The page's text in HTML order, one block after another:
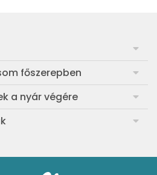
főszerepben
télre
a nyár végére